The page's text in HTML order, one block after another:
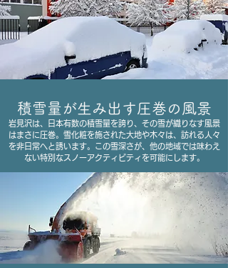
積雪量が生み出す圧巻の風景
岩見沢は、日本有数の積雪量を誇り、その雪が織りなす風景
はまさに圧巻。雪化粧を施された大地や木々は、訪れる人々
を非日常へと誘います。この雪深さが、他の地域では味わえ
ない特別なスノーアクティビティを可能にします。